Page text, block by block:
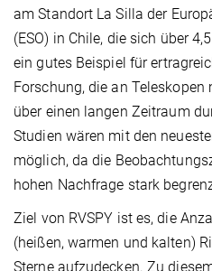
am Standort La Silla der
(ESO) in Chile, die sich über
ein gutes Beispiel für
Forschung, die an
über einen langen Zeitraum
Studien wären mit den
möglich, da die
hohen Nachfrage stark
Ziel von RVSPY ist es, die
(heißen, warmen und kalten)
Sterne aufzudecken. Zu